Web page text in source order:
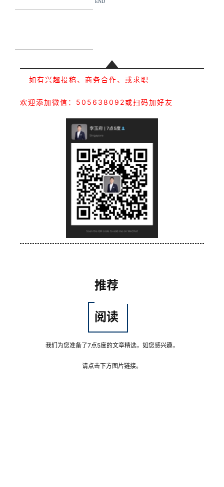
END
如有兴趣投稿、商务合作、或求职
欢迎添加微信：505638092或扫码加好友
推荐
阅读
我们为您准备了7点5度的文章精选，如您感兴趣，
请点击下方图片链接。